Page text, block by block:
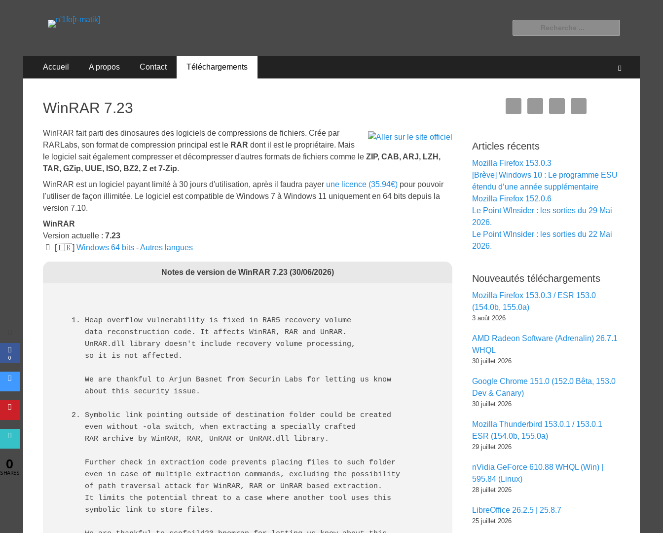
n'1fo[r-matik]
Pour les nymphos d'infos en info…
Menu
principal
Accueil A propos Contact Téléchargements
WinRAR 7.23
WinRAR fait parti des dinosaures des logiciels de compressions de fichiers. Crée par
RARLabs, son format de compression principal est le RAR dont il est le propriétaire. Mais
le logiciel sait également compresser et décompresser d'autres formats de fichiers comme le ZIP, CAB, ARJ, LZH,
TAR, GZip, UUE, ISO, BZ2, Z et 7-Zip.
WinRAR est un logiciel payant limité à 30 jours d'utilisation, après il faudra payer une licence (35.94€) pour pouvoir
l'utiliser de façon illimitée. Le logiciel est compatible de Windows 7 à Windows 11 uniquement en 64 bits depuis la
version 7.10.
WinRAR
Version actuelle : 7.23
[🇫🇷] Windows 64 bits -Autres langues
Notes de version de WinRAR 7.23 (30/06/2026)
  1. Heap overflow vulnerability is fixed in RAR5 recovery volume
     data reconstruction code. It affects WinRAR, RAR and UnRAR.
     UnRAR.dll library doesn't include recovery volume processing,
     so it is not affected.
     We are thankful to Arjun Basnet from Securin Labs for letting us know
     about this security issue.
  2. Symbolic link pointing outside of destination folder could be created
     even without -ola switch, when extracting a specially crafted
     RAR archive by WinRAR, RAR, UnRAR or UnRAR.dll library.
     Further check in extraction code prevents placing files to such folder
     even in case of multiple extraction commands, excluding the possibility
     of path traversal attack for WinRAR, RAR or UnRAR based extraction.
     It limits the potential threat to a case where another tool uses this
     symbolic link to store files.
Articles récents
Mozilla Firefox 153.0.3
[Brève] Windows 10 : Le programme ESU
étendu d’une année supplémentaire
Mozilla Firefox 152.0.6
Le Point WInsider : les sorties du 29 Mai
2026.
Le Point WInsider : les sorties du 22 Mai
2026.
Nouveautés téléchargements
Mozilla Firefox 153.0.3 / ESR 153.0
(154.0b, 155.0a)
3 août 2026
AMD Radeon Software (Adrenalin) 26.7.1
WHQL
30 juillet 2026
Google Chrome 151.0 (152.0 Bêta, 153.0
Dev & Canary)
30 juillet 2026
Mozilla Thunderbird 153.0.1 / 153.0.1
ESR (154.0b, 155.0a)
29 juillet 2026
nVidia GeForce 610.88 WHQL (Win) |
595.84 (Linux)
28 juillet 2026
LibreOffice 26.2.5 | 25.8.7
25 juillet 2026
0
0
SHARES